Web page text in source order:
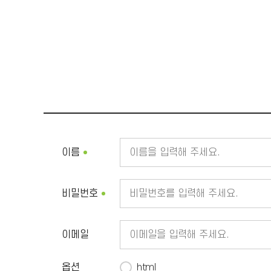
이름
비밀번호
이메일
옵션 html